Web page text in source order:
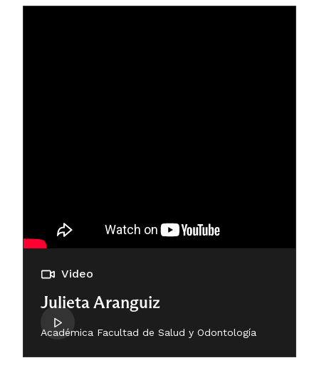
Video
Julieta Aranguiz
Académica Facultad de Salud y Odontología